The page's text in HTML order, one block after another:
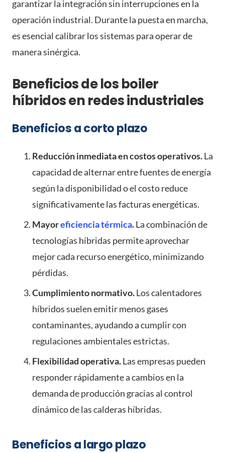
garantizar la integración sin interrupciones en la
operación industrial. Durante la puesta en marcha,
es esencial calibrar los sistemas para operar de
manera sinérgica.
Beneficios de los boiler
híbridos en redes industriales
Beneficios a corto plazo
Reducción inmediata en costos operativos.La
capacidad de alternar entre fuentes de energía
según la disponibilidad o el costo reduce
significativamente las facturas energéticas.
Mayoreficiencia térmica.La combinación de
tecnologías híbridas permite aprovechar
mejor cada recurso energético, minimizando
pérdidas.
Cumplimiento normativo.Los calentadores
híbridos suelen emitir menos gases
contaminantes, ayudando a cumplir con
regulaciones ambientales estrictas.
Flexibilidad operativa.Las empresas pueden
responder rápidamente a cambios en la
demanda de producción gracias al control
dinámico de las calderas híbridas.
Beneficios a largo plazo